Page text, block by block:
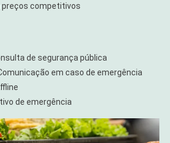
preços competitivos
de segurança pública
em caso de emergência
de emergência